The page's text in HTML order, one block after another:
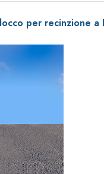
per recinzione